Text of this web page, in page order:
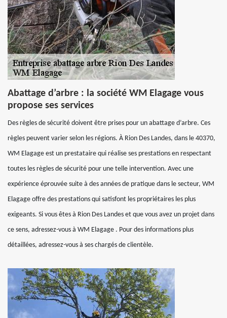
Abattage d’arbre : la société WM Elagage vous
propose ses services
Des règles de sécurité doivent être prises pour un abattage d’arbre. Ces
règles peuvent varier selon les régions. À Rion Des Landes, dans le 40370,
WM Elagage est un prestataire qui réalise ses prestations en respectant
toutes les règles de sécurité pour une telle intervention. Avec une
expérience éprouvée suite à des années de pratique dans le secteur, WM
Elagage offre des prestations qui satisfont les propriétaires les plus
exigeants. Si vous êtes à Rion Des Landes et que vous avez un projet dans
ce sens, adressez-vous à WM Elagage . Pour des informations plus
détaillées, adressez-vous à ses chargés de clientèle.